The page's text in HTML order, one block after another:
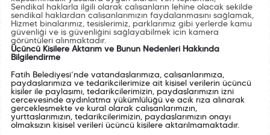
Sendikal haklarla ilgili olarak çalışanların lehine olacak şekilde
sendikal haklardan çalışanlarımızın faydalanmasını sağlamak,
Hizmet binalarımız, tesislerimiz, parklarımız gibi yerlerde kamu
güvenliği ve iş güvenliğini sağlayabilmek için kamera
görüntüleri alınmaktadır.
Üçüncü Kişilere Aktarım ve Bunun Nedenleri Hakkında
Bilgilendirme
Fatih Belediyesi’nde vatandaşlarımıza, çalışanlarımıza,
paydaşlarımıza ve tedarikçilerimize ait kişisel verilerin üçüncü
kişiler ile paylaşımı, tedarikçilerimizin, paydaşlarımızın izni
çerçevesinde aydınlatma yükümlülüğü ve açık rıza alınarak
gerçekleşmekte ve kural olarak çalışanlarımızın,
yurttaşlarımızın, tedarikçilerimizin, paydaşlarımızın onayı
olmaksızın kişisel verileri üçüncü kişilere aktarılmamaktadır.